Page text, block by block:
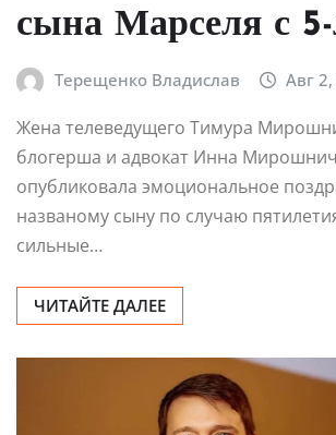
сына Марселя с
Терещенко Владислав Авг
Жена телеведущего Тимура
блогерша и адвокат Инна
опубликовала эмоциональное
названому сыну по случаю
сильные…
ЧИТАЙТЕ ДАЛЕЕ